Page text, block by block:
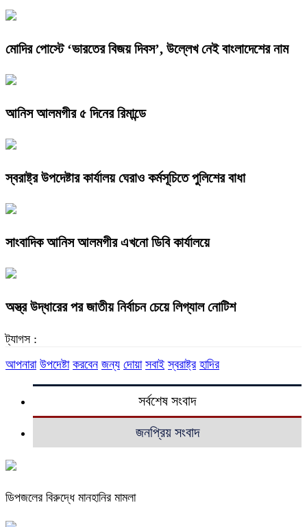
মোদির পোস্টে ‘ভারতের বিজয় দিবস’, উল্লেখ নেই বাংলাদেশের নাম
আনিস আলমগীর ৫ দিনের রিমান্ডে
স্বরাষ্ট্র উপদেষ্টার কার্যালয় ঘেরাও কর্মসূচিতে পুলিশের বাধা
সাংবাদিক আনিস আলমগীর এখনো ডিবি কার্যালয়ে
অস্ত্র উদ্ধারের পর জাতীয় নির্বাচন চেয়ে লিগ্যাল নোটিশ
ট্যাগস :
আপনারা উপদেষ্টা করবেন জন্য দোয়া সবাই স্বরাষ্ট্র হাদির
সর্বশেষ সংবাদ
জনপ্রিয় সংবাদ
ডিপজলের বিরুদ্ধে মানহানির মামলা